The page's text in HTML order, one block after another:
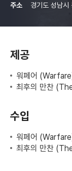
주소
경기도 성남
제공
워페어
최후의 만찬
수입
워페어
최후의 만찬